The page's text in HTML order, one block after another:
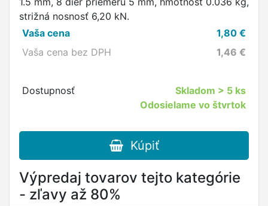
strižná nosnosť 6,20 kN.
Vaša cena
1,80 €
Vaša cena bez DPH
1,46 €
Dostupnosť Skladom > 5 ks
Odosielame vo štvrtok
Kúpiť
Výpredaj tovarov tejto kategórie
- zľavy až 80%